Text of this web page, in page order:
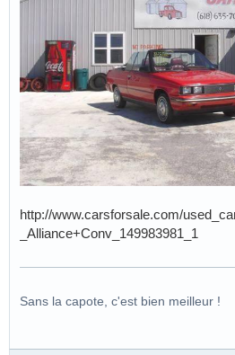
http://www.carsforsale.com/
_Alliance+Conv_149983981_1
Sans la capote, c'est bien meilleur !